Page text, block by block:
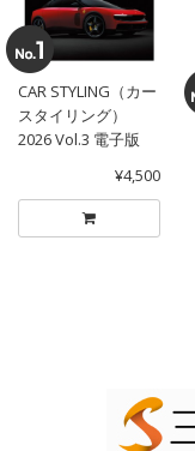
CAR STYLING（カー
スタイリング）
2026 Vol.3 電子版
¥4,500